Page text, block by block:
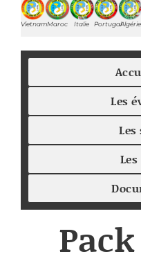
VietnamMaroc Italie PortugalAlgérie
Les